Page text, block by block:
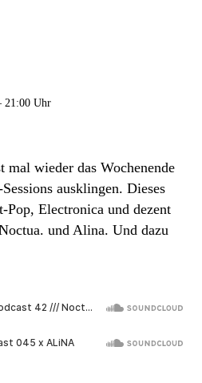
21:00 Uhr
mal wieder das Wochenende
ausklingen. Dieses
Electronica und dezent
und Alina. Und dazu